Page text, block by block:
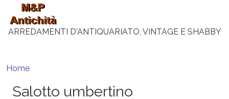
ARREDAMENTI D'ANTIQUARIATO, VINTAGE E SHABBY
Briciole di pane
Home
Salotto umbertino